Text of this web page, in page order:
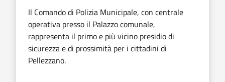
Il Comando di Polizia Municipale, con centrale
operativa presso il Palazzo comunale,
rappresenta il primo e più vicino presidio di
sicurezza e di prossimità per i cittadini di
Pellezzano.